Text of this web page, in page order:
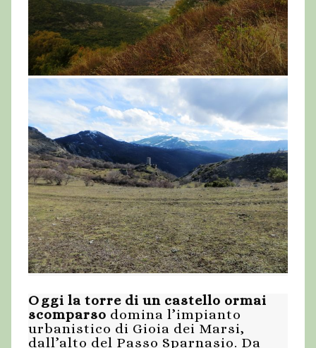
Oggi la torre di un castello ormai
scomparso domina l’impianto
urbanistico di Gioia dei Marsi,
dall’alto del Passo Sparnasio. Da